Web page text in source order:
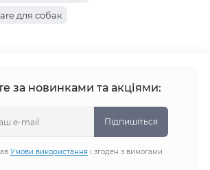
для собак
для собак
за новинками та акціями:
Підпишіться
Умови використання і згоден з вимогами